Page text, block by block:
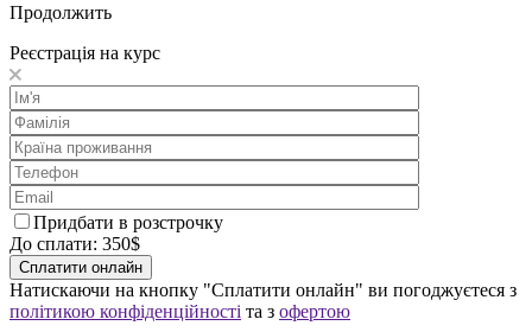
Продолжить
Реєстрація на курс
Придбати в розстрочку
До сплати: 350$
Натискаючи на кнопку "Сплатити онлайн" ви погоджуєтеся з
політикою конфіденційності та з офертою